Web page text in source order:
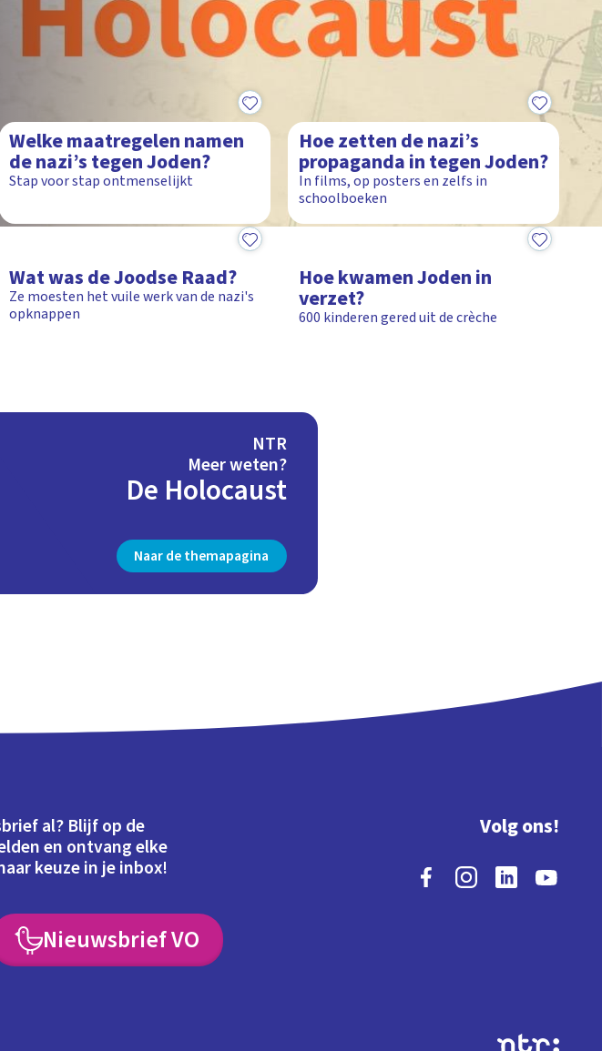
Welke maatregelen namen
de nazi’s tegen Joden?
Stap voor stap ontmenselijkt
Hoe zetten de nazi’s
propaganda in tegen Joden?
In films, op posters en zelfs in
schoolboeken
Wat was de Joodse Raad?
Ze moesten het vuile werk van de nazi's
opknappen
Hoe kwamen Joden in
verzet?
600 kinderen gered uit de crèche
NTR
Meer weten?
De Holocaust
Naar de themapagina
al? Blijf op de
en ontvang elke
keuze in je inbox!
Nieuwsbrief VO
Volg ons!